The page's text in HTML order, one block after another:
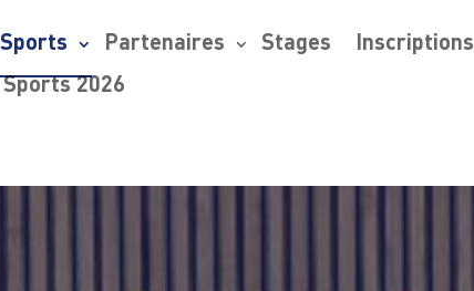
Sports Partenaires Stages Inscriptions
2026